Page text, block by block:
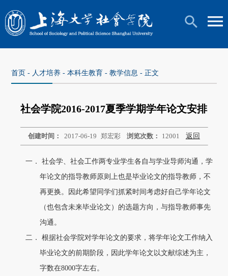
首页 - 人才培养 -本科生教育 -教学信息 - 正文
社会学院2016-2017夏季学期学年论文安排
创建时间： 2017-06-19 郑宏彩 浏览次数： 12001 返回
一．社会学、社会工作两专业学生各自与学业导师沟通，学
年论文的指导教师原则上也是毕业论文的指导教师，不
再更换。
因此希望同学们抓紧时间考虑好自己学年论文
（也包含未来毕业论文）的选题方向，与指导教师事先
沟通。
二．根据社会学院对学年论文的要求，将学年论文工作纳入
毕业论文的前期阶段，因此学年论文以文献综述为主，
字数在8000字左右。